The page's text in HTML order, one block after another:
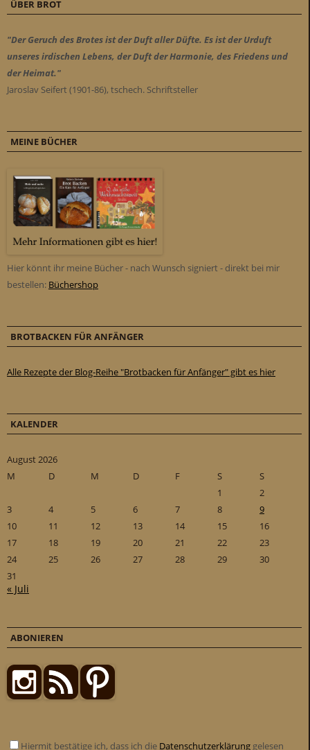
ÜBER BROT
"Der Geruch des Brotes ist der Duft aller Düfte. Es ist der Urduft
unseres irdischen Lebens, der Duft der Harmonie, des Friedens und
der Heimat."
Jaroslav Seifert (1901-86), tschech. Schriftsteller
MEINE BÜCHER
Hier könnt ihr meine Bücher - nach Wunsch signiert - direkt bei mir
bestellen: Büchershop
BROTBACKEN FÜR ANFÄNGER
Alle Rezepte der Blog-Reihe "Brotbacken für Anfänger" gibt es hier
KALENDER
August 2026
M
D M D F S
S
1
2
3
4 5 6 7 8
9
10
11 12 13 14 15
16
17
18 19 20 21 22
23
24
25 26 27 28 29
30
31
« Juli
ABONIEREN
Hiermit bestätige ich, dass ich die Datenschutzerklärung gelesen